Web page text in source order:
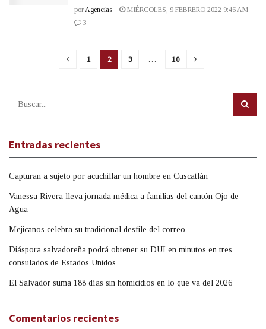
por Agencias
MIÉRCOLES, 9 FEBRERO 2022 9:46 AM
3
1 2 3 … 10
Entradas recientes
Capturan a sujeto por acuchillar un hombre en Cuscatlán
Vanessa Rivera lleva jornada médica a familias del cantón Ojo de
Agua
Mejicanos celebra su tradicional desfile del correo
Diáspora salvadoreña podrá obtener su DUI en minutos en tres
consulados de Estados Unidos
El Salvador suma 188 días sin homicidios en lo que va del 2026
Comentarios recientes